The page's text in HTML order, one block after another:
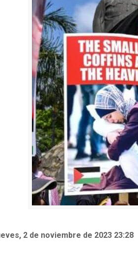
2 de noviembre de 2023 23:28